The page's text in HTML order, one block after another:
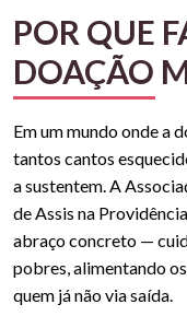
POR QUE
DOAÇÃO
Em um mundo onde a
tantos cantos
a sustentem. A
de Assis na
abraço concreto —
pobres, alimentando
quem já não via saída.